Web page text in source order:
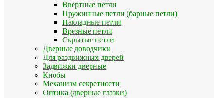
Ввертные петли
Пружинные петли (барные петли)
Накладные петли
Врезные петли
Скрытые петли
Дверные доводчики
Для раздвижных дверей
Задвижки дверные
Кнобы
Механизм секретности
Оптика (дверные глазки)